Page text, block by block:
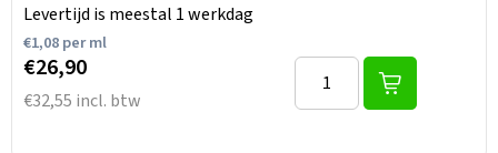
Levertijd is meestal 1 werkdag
€1,08per ml
€26,90
€32,55 incl. btw